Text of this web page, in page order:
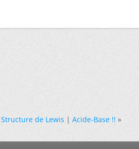
Structure de Lewis|Acide-Base !! »